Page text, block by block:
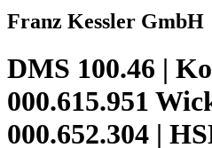
Franz Kessler GmbH
DMS 100.46 |
000.615.951
000.652.304 |